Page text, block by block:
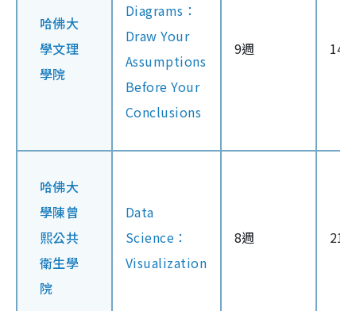
哈佛大
學文理
學院
Diagrams：
Draw Your
Assumptions
Before Your
Conclusions
9週 149
哈佛大
學陳曾
熙公共
衛生學
院
Data
Science：
Visualization
8週 219